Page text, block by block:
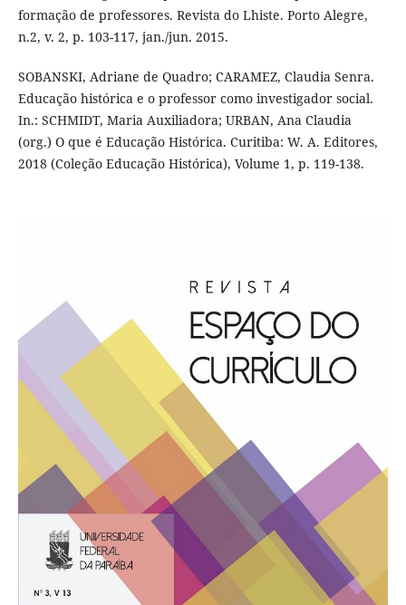
formação de professores. Revista do Lhiste. Porto Alegre,
n.2, v. 2, p. 103-117, jan./jun. 2015.
SOBANSKI, Adriane de Quadro; CARAMEZ, Claudia Senra.
Educação histórica e o professor como investigador social.
In.: SCHMIDT, Maria Auxiliadora; URBAN, Ana Claudia
(org.) O que é Educação Histórica. Curitiba: W. A. Editores,
2018 (Coleção Educação Histórica), Volume 1, p. 119-138.